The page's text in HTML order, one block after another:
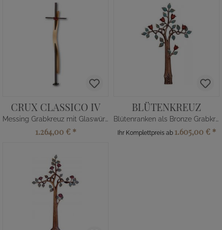
CRUX CLASSICO IV
Messing Grabkreuz mit Glaswürfel
1.264,00 € *
BLÜTENKREUZ
Blütenranken als Bronze Grabkreuz
Ihr Komplettpreis ab 1.605,00 € *